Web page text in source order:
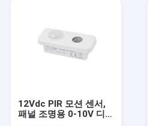
12Vdc PIR 모션 센서,
패널 조명용 0-10V 디